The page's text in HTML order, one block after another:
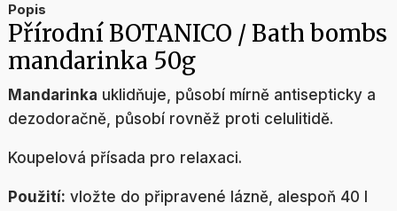
Popis
Přírodní BOTANICO / Bath bombs
mandarinka 50g
Mandarinka uklidňuje, působí mírně antisepticky a
dezodoračně, působí rovněž proti celulitidě.
Koupelová přísada pro relaxaci.
Použití: vložte do připravené lázně, alespoň 40 l